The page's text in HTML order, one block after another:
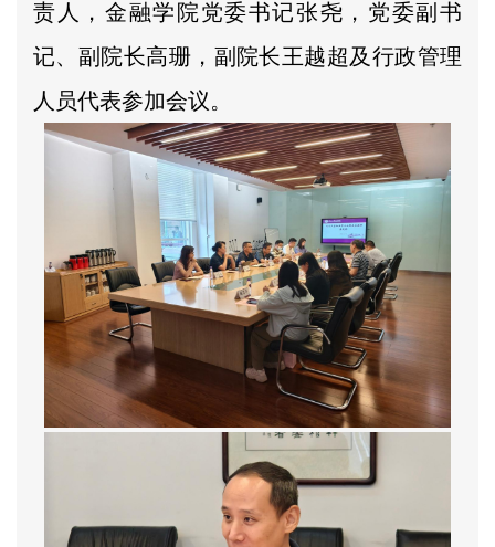
责人，金融学院党委书记张尧，党委副书
记、副院长高珊，副院长王越超及行政管理
人员代表参加会议。